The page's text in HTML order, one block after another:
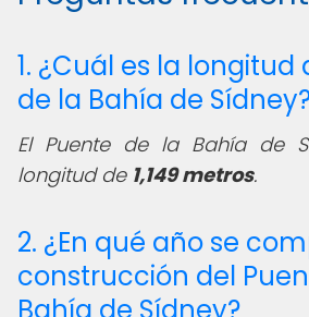
1. ¿Cuál es la longitud
de la Bahía de
El Puente de la Bahía de
longitud de 1,149 metros.
2. ¿En qué año se
construcción del